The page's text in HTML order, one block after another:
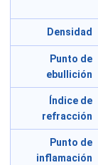
Densidad
Punto de
ebullición
Índice de
refracción
Punto de
inflamación